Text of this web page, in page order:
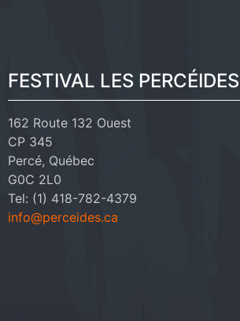
FESTIVAL LES PERCÉIDES
162 Route 132 Ouest
CP 345
Percé, Québec
G0C 2L0
Tel: (1) 418-782-4379
info@perceides.ca